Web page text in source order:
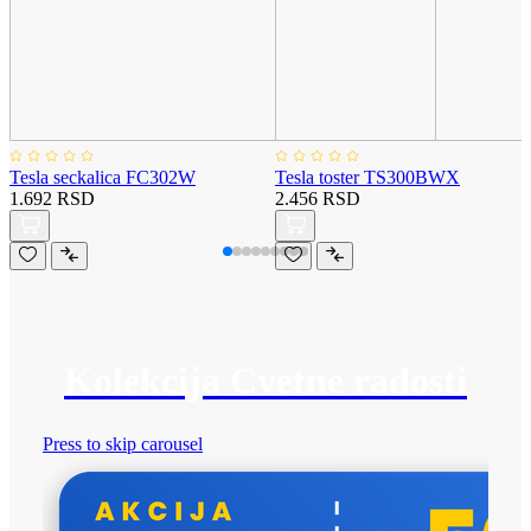
Tesla seckalica FC302W
1.692 RSD
Tesla toster TS300BWX
2.456 RSD
Press to skip carousel